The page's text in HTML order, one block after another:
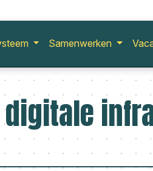
Samenwerken